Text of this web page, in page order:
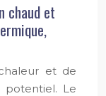
chaud et
et de
Le